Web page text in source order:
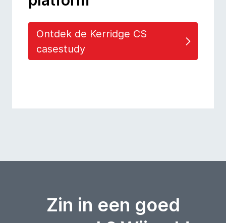
Ontdek de Kerridge CS
casestudy
Zin in een goed